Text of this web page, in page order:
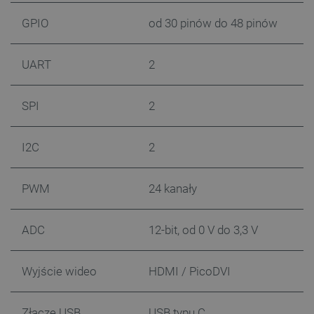
GPIO od 30 pinów do 48 pinów
UART 2
SPI 2
I2C 2
PWM 24 kanały
ADC 12-bit, od 0 V do 3,3 V
Wyjście wideo HDMI / PicoDVI